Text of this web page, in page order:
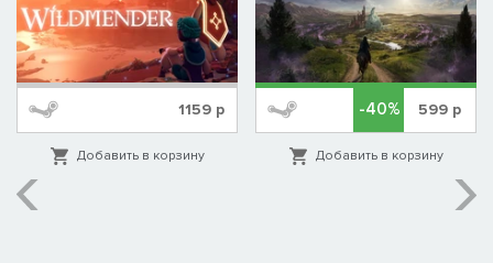
1159р
Добавить в корзину
-40% 599 р
Добавить в корзину